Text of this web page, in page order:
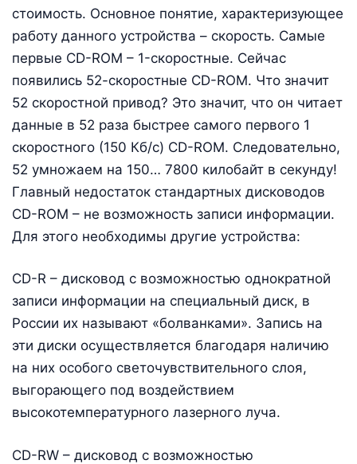
стоимость. Основное понятие, характеризующее
работу данного устройства – скорость. Самые
первые CD-ROM – 1-скоростные. Сейчас
появились 52-скоростные CD-ROM. Что значит
52 скоростной привод? Это значит, что он читает
данные в 52 раза быстрее самого первого 1
скоростного (150 Кб/с) CD-ROM. Следовательно,
52 умножаем на 150… 7800 килобайт в секунду!
Главный недостаток стандартных дисководов
CD-ROM – не возможность записи информации.
Для этого необходимы другие устройства:
CD-R – дисковод с возможностью однократной
записи информации на специальный диск, в
России их называют «болванками». Запись на
эти диски осуществляется благодаря наличию
на них особого светочувствительного слоя,
выгорающего под воздействием
высокотемпературного лазерного луча.
CD-RW – дисковод с возможностью